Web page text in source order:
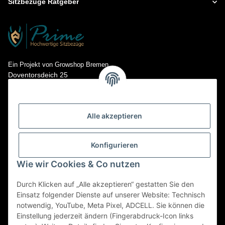
Alle akzeptieren
Konfigurieren
Wie wir Cookies & Co nutzen
Durch Klicken auf „Alle akzeptieren“ gestatten Sie den
Einsatz folgender Dienste auf unserer Website: Technisch
notwendig, YouTube, Meta Pixel, ADCELL. Sie können die
Einstellung jederzeit ändern (Fingerabdruck-Icon links
Sitzbezüge Ratgeber
Ein Projekt von Growshop Bremen
Doventorsdeich 25
Kontakt: info@prime-sitzbezuege.de